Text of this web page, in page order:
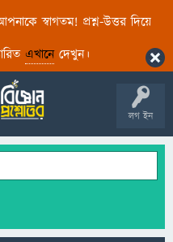
স্বাগতম! প্রশ্ন-উত্তর দিয়ে
এখানেদেখুন।
লগ ইন